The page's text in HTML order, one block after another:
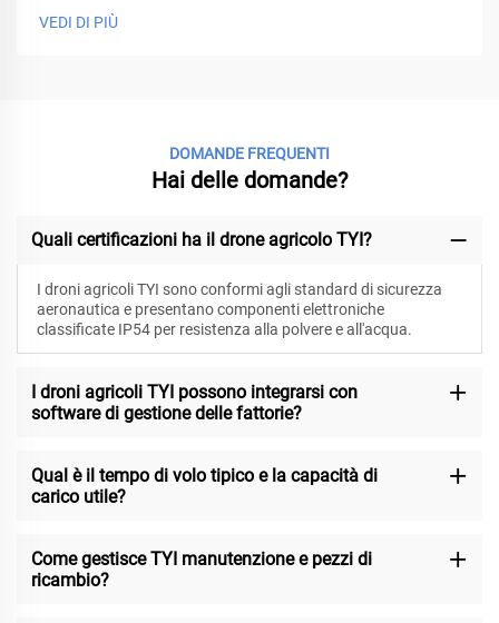
VEDI DI PIÙ
DOMANDE FREQUENTI
Hai delle domande?
Quali certificazioni ha il drone agricolo TYI?
I droni agricoli TYI sono conformi agli standard di sicurezza
aeronautica e presentano componenti elettroniche
classificate IP54 per resistenza alla polvere e all'acqua.
I droni agricoli TYI possono integrarsi con
software di gestione delle fattorie?
Qual è il tempo di volo tipico e la capacità di
carico utile?
Come gestisce TYI manutenzione e pezzi di
ricambio?